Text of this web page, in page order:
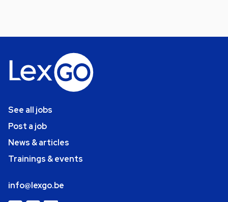
See all jobs
Post a job
News & articles
Trainings & events
info@lexgo.be